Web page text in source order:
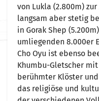
von Lukla (2.800m)
langsam aber stetig
in Gorak Shep
umliegenden 8.000er
Cho Oyu ist ebenso
Khumbu-Gletscher
berühmter Klöster
das religiöse und